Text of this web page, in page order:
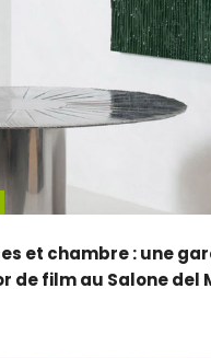
et chambre : une
de film au Salone del